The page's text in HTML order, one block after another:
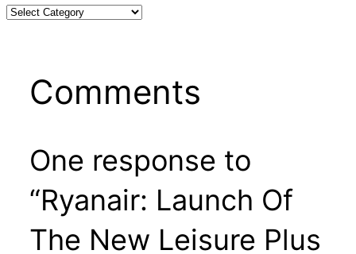
Comments
One response to
“Ryanair: Launch Of
The New Leisure Plus